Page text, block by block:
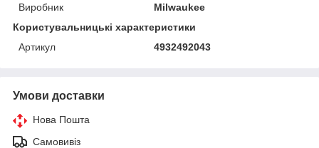
Виробник
Milwaukee
Користувальницькі характеристики
Артикул
4932492043
Умови доставки
Нова Пошта
Самовивіз